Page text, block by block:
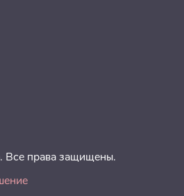
Все права защищены.